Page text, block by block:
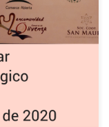
19 Lugar:
V FERIA DEL
Cooking en el
A cargo del Chef